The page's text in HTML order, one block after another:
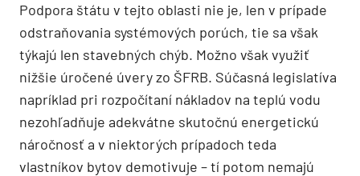
Podpora štátu v tejto oblasti nie je, len v prípade
odstraňovania systémových porúch, tie sa však
týkajú len stavebných chýb. Možno však využiť
nižšie úročené úvery zo ŠFRB. Súčasná legislatíva
napríklad pri rozpočítaní nákladov na teplú vodu
nezohľadňuje adekvátne skutočnú energetickú
náročnosť a v niektorých prípadoch teda
vlastníkov bytov demotivuje – tí potom nemajú